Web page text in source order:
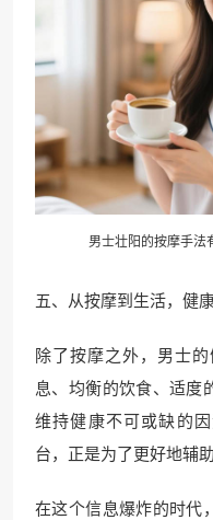
男士壮阳的按摩手法
五、从按摩到生活，健
除了按摩之外，男士
息、均衡的饮食、适度
维持健康不可或缺的
台，正是为了更好地辅
在这个信息爆炸的时代